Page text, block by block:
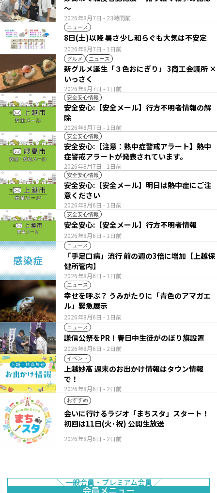
2026年8月7日 - 23時間前
～
ニュース
2026年8月7日 - 1日前
8日(土)以降 暑さ少し和らぐも大気は不安定
グルメ ニュース
2026年8月7日 - 1日前
新グルメ誕生「３色おにぎり」 3商工会議所 ×
いっさく
安全安心情報
2026年8月7日 - 1日前
安全安心:【安全メール】行方不明者情報の解
除
安全安心情報
2026年8月7日 - 1日前
安全安心:【注意：熱中症警戒アラート】熱中
症警戒アラートが発表されています。
安全安心情報
2026年8月6日 - 1日前
安全安心:【安全メール】明日は熱中症にご注
意ください
安全安心情報
2026年8月6日 - 1日前
安全安心:【安全メール】行方不明者情報
ニュース
2026年8月6日 - 1日前
「手足口病」流行 前の週の3倍に増加【上越保
健所管内】
ニュース
2026年8月6日 - 1日前
幸せを呼ぶ？ うみがたりに「青色のアマガエ
ル」緊急展示
ニュース
2026年8月6日 - 2日前
謙信公祭をPR！春日中生徒がのぼり旗設置
イベント
2026年8月6日 - 2日前
上越妙高 週末のお出かけ情報はタウン情報
で！
おすすめ
2026年8月6日 - 2日前
会いに行けるラジオ「まちスタ」スタート！
初回は11日(火･祝) 公開生放送